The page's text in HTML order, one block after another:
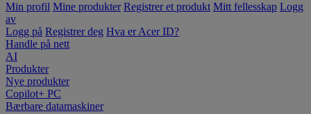
Min profil Mine produkter Registrer et produkt Mitt fellesskap Logg
av
Logg på Registrer deg Hva er Acer ID?
Handle på nett
AI
Produkter
Nye produkter
Copilot+ PC
Bærbare datamaskiner